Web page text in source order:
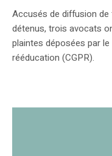
Accusés de diffusion
détenus, trois avocats
plaintes déposées par
rééducation (CGPR).